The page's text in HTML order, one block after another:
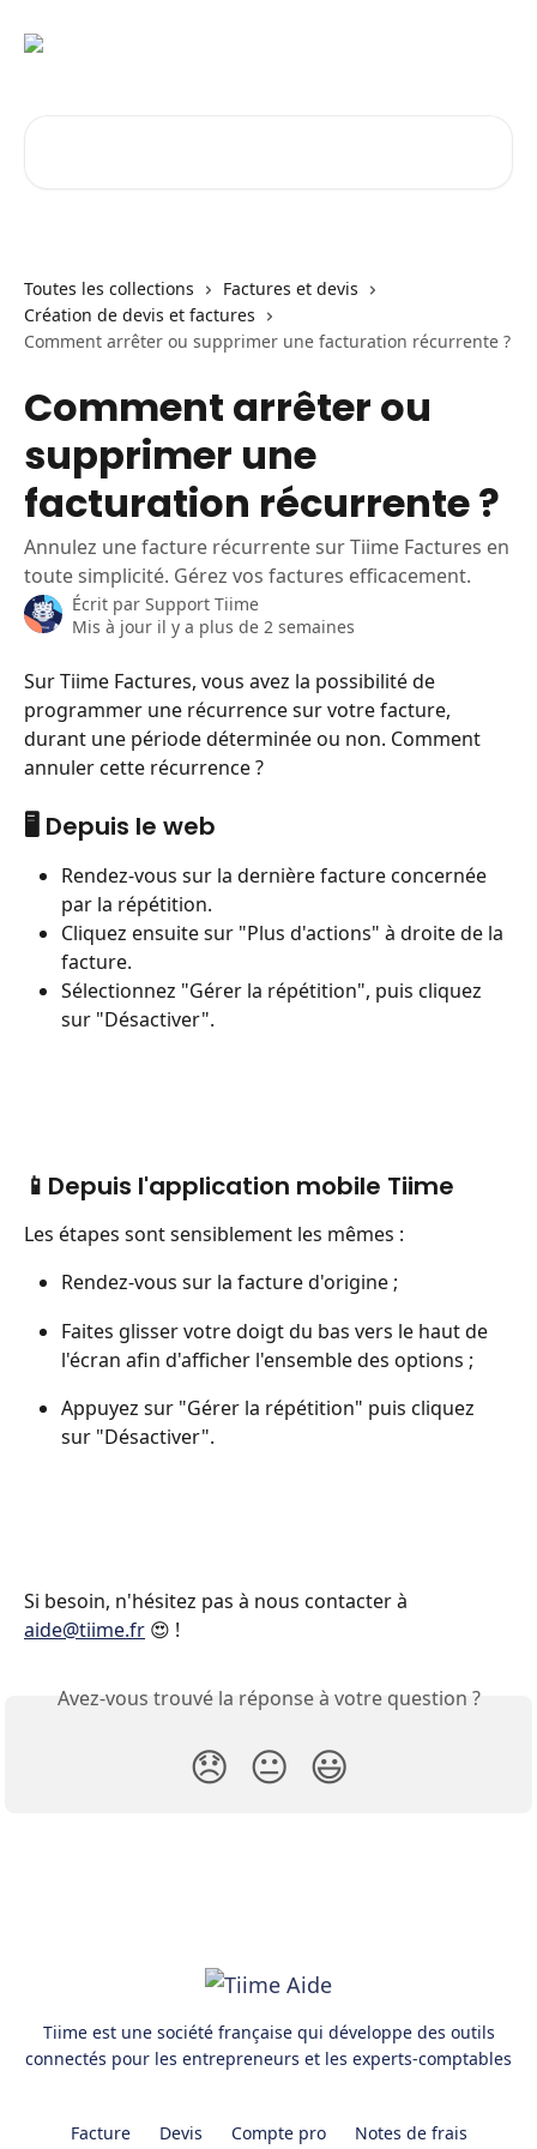
Toutes les collections
Factures et devis
Création de devis et factures
Comment arrêter ou supprimer une facturation récurrente ?
Comment arrêter ou
supprimer une
facturation récurrente ?
Annulez une facture récurrente sur Tiime Factures en
toute simplicité. Gérez vos factures efficacement.
Écrit par Support Tiime
Mis à jour il y a plus de 2 semaines
Sur Tiime Factures, vous avez la possibilité de
programmer une récurrence sur votre facture,
durant une période déterminée ou non. Comment
annuler cette récurrence ?
🖥️ Depuis le web
Rendez-vous sur la dernière facture concernée
par la répétition.
Cliquez ensuite sur "Plus d'actions" à droite de la
facture.
Sélectionnez "Gérer la répétition", puis cliquez
sur "Désactiver".
📱Depuis l'application mobile Tiime
Les étapes sont sensiblement les mêmes :
Rendez-vous sur la facture d'origine ;
Faites glisser votre doigt du bas vers le haut de
l'écran afin d'afficher l'ensemble des options ;
Appuyez sur "Gérer la répétition" puis cliquez
sur "Désactiver".
Si besoin, n'hésitez pas à nous contacter à
aide@tiime.fr 😍 !
Avez-vous trouvé la réponse à votre question ?
😞 😐 😃
Tiime est une société française qui développe des outils
connectés pour les entrepreneurs et les experts-comptables
Facture Devis Compte pro
Notes de frais